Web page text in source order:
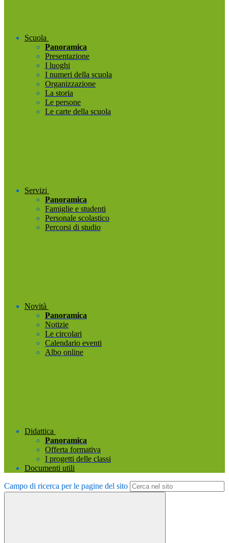
Scuola
Panoramica
Presentazione
I luoghi
I numeri della scuola
Organizzazione
La storia
Le persone
Le carte della scuola
Servizi
Panoramica
Famiglie e studenti
Personale scolastico
Percorsi di studio
Novità
Panoramica
Notizie
Le circolari
Calendario eventi
Albo online
Didattica
Panoramica
Offerta formativa
I progetti delle classi
Documenti utili
Campo di ricerca per le pagine del sito